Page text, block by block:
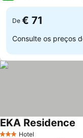
De € 71
Consulte os preços
Hotel
EKA Residence